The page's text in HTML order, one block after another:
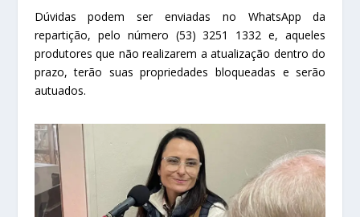
Dúvidas podem ser enviadas no WhatsApp da
repartição, pelo número (53) 3251 1332 e, aqueles
produtores que não realizarem a atualização dentro do
prazo, terão suas propriedades bloqueadas e serão
autuados.